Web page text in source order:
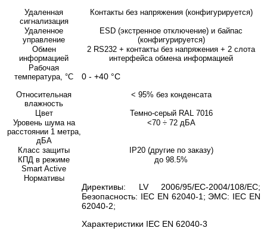
Удаленная
сигнализация
Контакты без напряжения (конфигурируется)
Удаленное
управление
ESD (экстренное отключение) и байпас
(конфигурируется)
Обмен
информацией
2 RS232 + контакты без напряжения + 2 слота
интерфейса обмена информацией
Рабочая
температура, °С
0 - +40 °С
Относительная
влажность
< 95% без конденсата
Цвет
Темно-серый RAL 7016
Уровень шума на
расстоянии 1 метра,
дБА
<70 ÷ 72 дБА
Класс защиты
IP20 (другие по заказу)
КПД в режиме
Smart Active
до 98.5%
Нормативы
Директивы: LV 2006/95/EC-2004/108/EC;
Безопасность: IEC EN 62040-1; ЭМС: IEC EN
62040-2;
Характеристики IEC EN 62040-3